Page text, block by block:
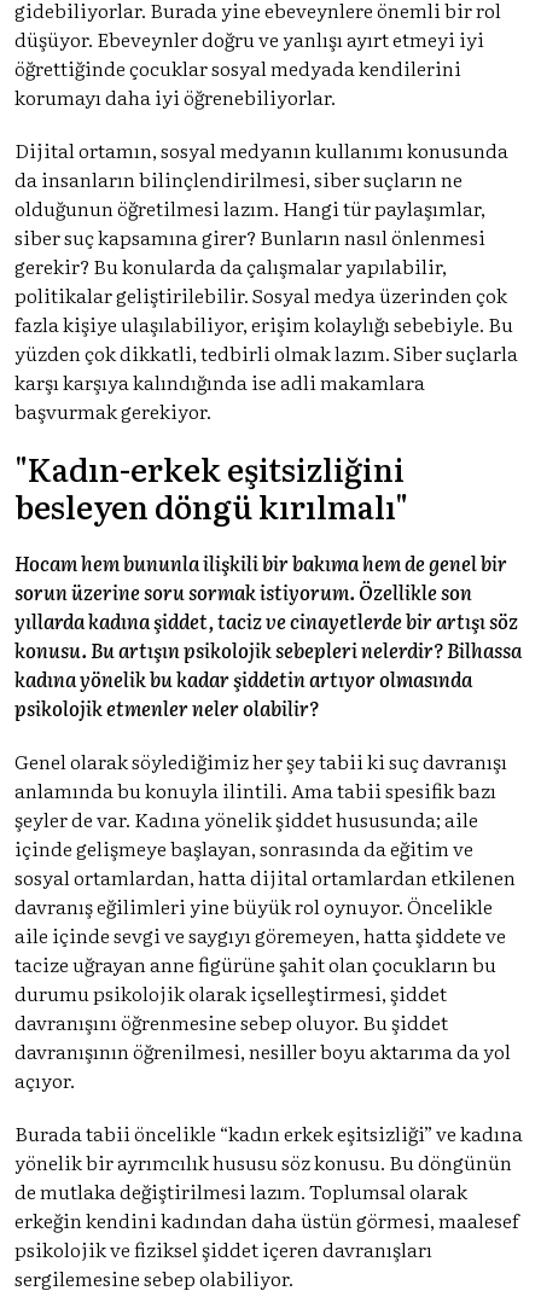
gidebiliyorlar. Burada yine ebeveynlere önemli bir rol
düşüyor. Ebeveynler doğru ve yanlışı ayırt etmeyi iyi
öğrettiğinde çocuklar sosyal medyada kendilerini
korumayı daha iyi öğrenebiliyorlar.
Dijital ortamın, sosyal medyanın kullanımı konusunda
da insanların bilinçlendirilmesi, siber suçların ne
olduğunun öğretilmesi lazım. Hangi tür paylaşımlar,
siber suç kapsamına girer? Bunların nasıl önlenmesi
gerekir? Bu konularda da çalışmalar yapılabilir,
politikalar geliştirilebilir. Sosyal medya üzerinden çok
fazla kişiye ulaşılabiliyor, erişim kolaylığı sebebiyle. Bu
yüzden çok dikkatli, tedbirli olmak lazım. Siber suçlarla
karşı karşıya kalındığında ise adli makamlara
başvurmak gerekiyor.
"Kadın-erkek eşitsizliğini
besleyen döngü kırılmalı"
Hocam hem bununla ilişkili bir bakıma hem de genel bir
sorun üzerine soru sormak istiyorum. Özellikle son
yıllarda kadına şiddet, taciz ve cinayetlerde bir artışı söz
konusu. Bu artışın psikolojik sebepleri nelerdir? Bilhassa
kadına yönelik bu kadar şiddetin artıyor olmasında
psikolojik etmenler neler olabilir?
Genel olarak söylediğimiz her şey tabii ki suç davranışı
anlamında bu konuyla ilintili. Ama tabii spesifik bazı
şeyler de var. Kadına yönelik şiddet hususunda; aile
içinde gelişmeye başlayan, sonrasında da eğitim ve
sosyal ortamlardan, hatta dijital ortamlardan etkilenen
davranış eğilimleri yine büyük rol oynuyor. Öncelikle
aile içinde sevgi ve saygıyı göremeyen, hatta şiddete ve
tacize uğrayan anne figürüne şahit olan çocukların bu
durumu psikolojik olarak içselleştirmesi, şiddet
davranışını öğrenmesine sebep oluyor. Bu şiddet
davranışının öğrenilmesi, nesiller boyu aktarıma da yol
açıyor.
Burada tabii öncelikle “kadın erkek eşitsizliği” ve kadına
yönelik bir ayrımcılık hususu söz konusu. Bu döngünün
de mutlaka değiştirilmesi lazım. Toplumsal olarak
erkeğin kendini kadından daha üstün görmesi, maalesef
psikolojik ve fiziksel şiddet içeren davranışları
sergilemesine sebep olabiliyor.